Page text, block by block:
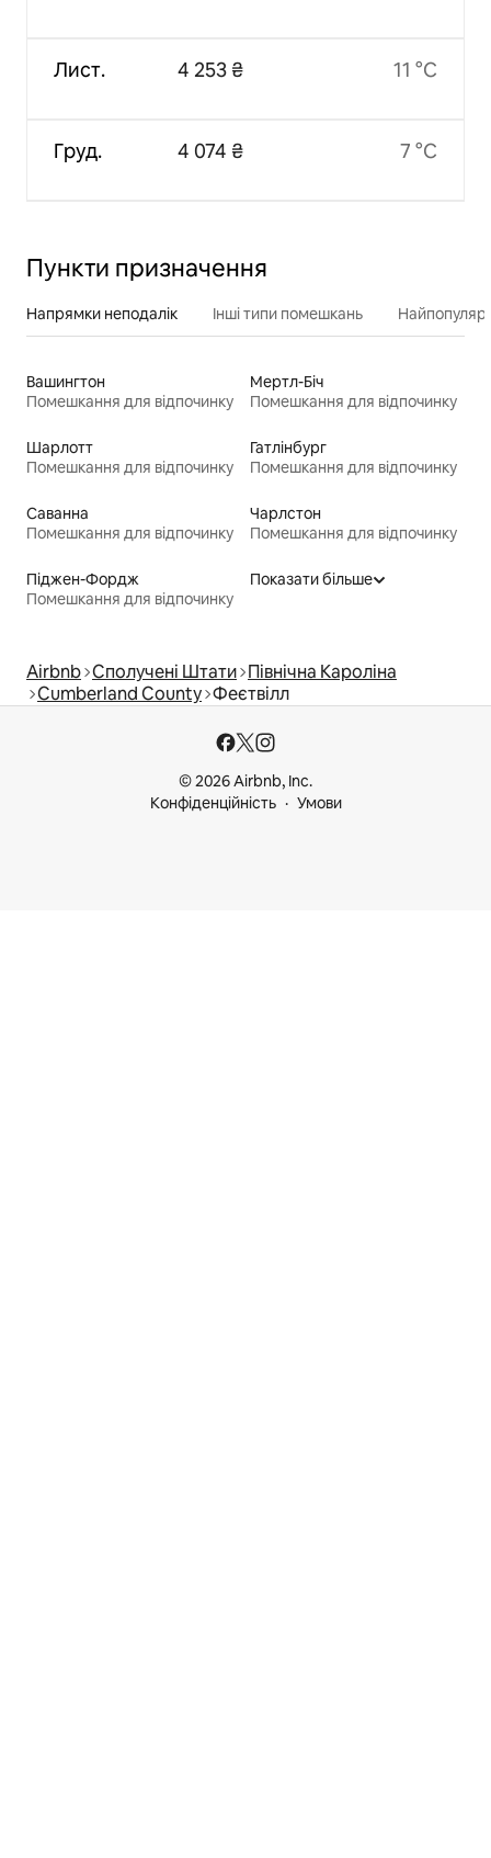
Лист.
Груд.
4 253 ₴
4 074 ₴
11 °C
7 °C
Пункти призначення
Напрямки неподалік Інші типи помешкань
Вашингтон
Помешкання для відпочинку
Мертл-Біч
Помешкання для відпочинку
Шарлотт
Помешкання для відпочинку
Гатлінбург
Помешкання для відпочинку
Саванна
Помешкання для відпочинку
Чарлстон
Помешкання для відпочинку
Піджен-Фордж
Помешкання для відпочинку
Показати більше
Airbnb Сполучені Штати Північна Кароліна
Cumberland County Феєтвілл
© 2026 Airbnb, Inc.
Конфіденційність
Умови